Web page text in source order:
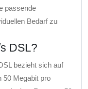
passende
Bedarf zu
DSL?
bezieht sich auf
50 Megabit pro